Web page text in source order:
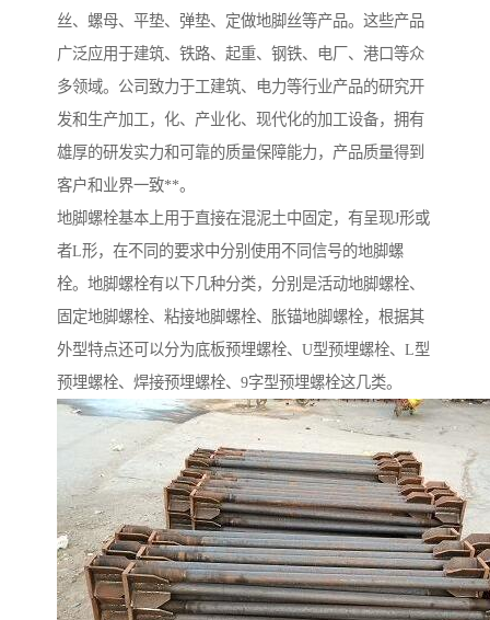
丝、螺母、平垫、弹垫、定做地脚丝等产品。这些产品
广泛应用于建筑、铁路、起重、钢铁、电厂、港口等众
多领域。公司致力于工建筑、电力等行业产品的研究开
发和生产加工，化、产业化、现代化的加工设备，拥有
雄厚的研发实力和可靠的质量保障能力，产品质量得到
客户和业界一致**。
地脚螺栓基本上用于直接在混泥土中固定，有呈现J形或
者L形，在不同的要求中分别使用不同信号的地脚螺
栓。地脚螺栓有以下几种分类，分别是活动地脚螺栓、
固定地脚螺栓、粘接地脚螺栓、胀锚地脚螺栓，根据其
外型特点还可以分为底板预埋螺栓、U型预埋螺栓、L型
预埋螺栓、焊接预埋螺栓、9字型预埋螺栓这几类。